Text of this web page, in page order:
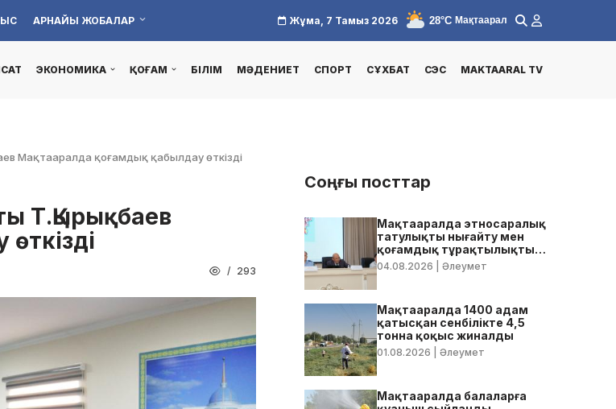
АРНАЙЫ ЖОБАЛАР Жұма, 7 Тамыз 2026 28°C Мақтаарал
ЭКОНОМИКА ҚОҒАМ БІЛІМ МӘДЕНИЕТ СПОРТ СҰХБАТ СЭС MAKTAARAL TV
Мақтааралда қоғамдық қабылдау өткізді
Т.Қырықбаев
293
Соңғы посттар
Мақтааралда этносаралық
татулықты нығайту мен
қоғамдық тұрақтылықты
қамтамасыз ету бойынша
жедел кеңес өтті
04.08.2026 | Әлеумет
Мақтааралда 1400 адам
қатысқан сенбілікте 4,5
тонна қоқыс жиналды
01.08.2026 | Әлеумет
Мақтааралда балаларға